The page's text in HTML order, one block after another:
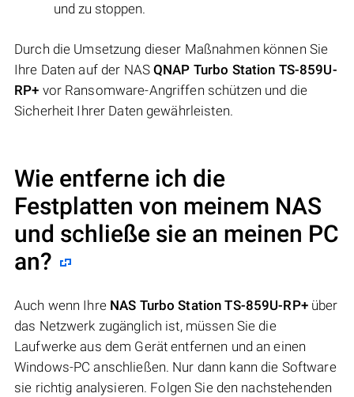
und zu stoppen.
Durch die Umsetzung dieser Maßnahmen können Sie
Ihre Daten auf der NASQNAP Turbo Station TS-859U-
RP+ vor Ransomware-Angriffen schützen und die
Sicherheit Ihrer Daten gewährleisten.
Wie entferne ich die
Festplatten von meinem NAS
und schließe sie an meinen PC
an?
Auch wenn Ihre NAS Turbo Station TS-859U-RP+über
das Netzwerk zugänglich ist, müssen Sie die
Laufwerke aus dem Gerät entfernen und an einen
Windows-PC anschließen. Nur dann kann die Software
sie richtig analysieren. Folgen Sie den nachstehenden